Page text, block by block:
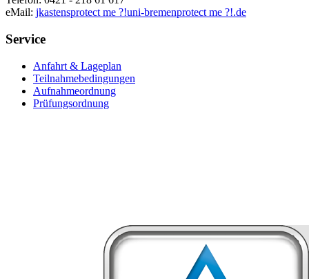
eMail: jkastensprotect me ?!uni-bremenprotect me ?!.de
Service
Anfahrt & Lageplan
Teilnahmebedingungen
Aufnahmeordnung
Prüfungsordnung